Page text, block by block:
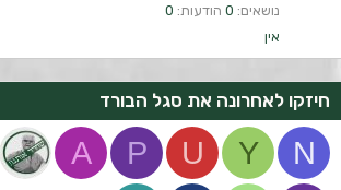
נושאים 0 הודעות 0
אין
חיזקו לאחרונה את סגל הבורד
N
Y
U
P
A